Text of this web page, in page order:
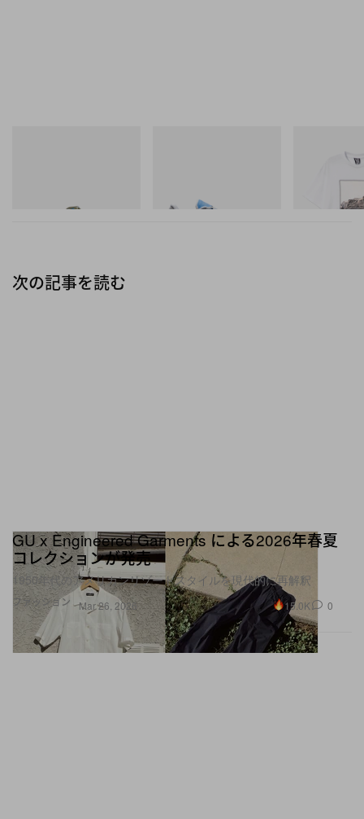
Billionaire
D Cotton T-
次の記事を読む
ファッション
GU x Engineered Garments による2026年春夏
コレクションが発売
1950年代のアメリカンリゾートスタイルを現代的に再解釈
Mar 26, 2026 15.0K 0